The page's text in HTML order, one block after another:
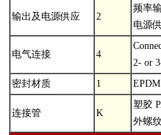
输出及电源供应 2
频率
电源
电气连接 4
2- or
密封材质
1
连接管 K
塑胶
外螺